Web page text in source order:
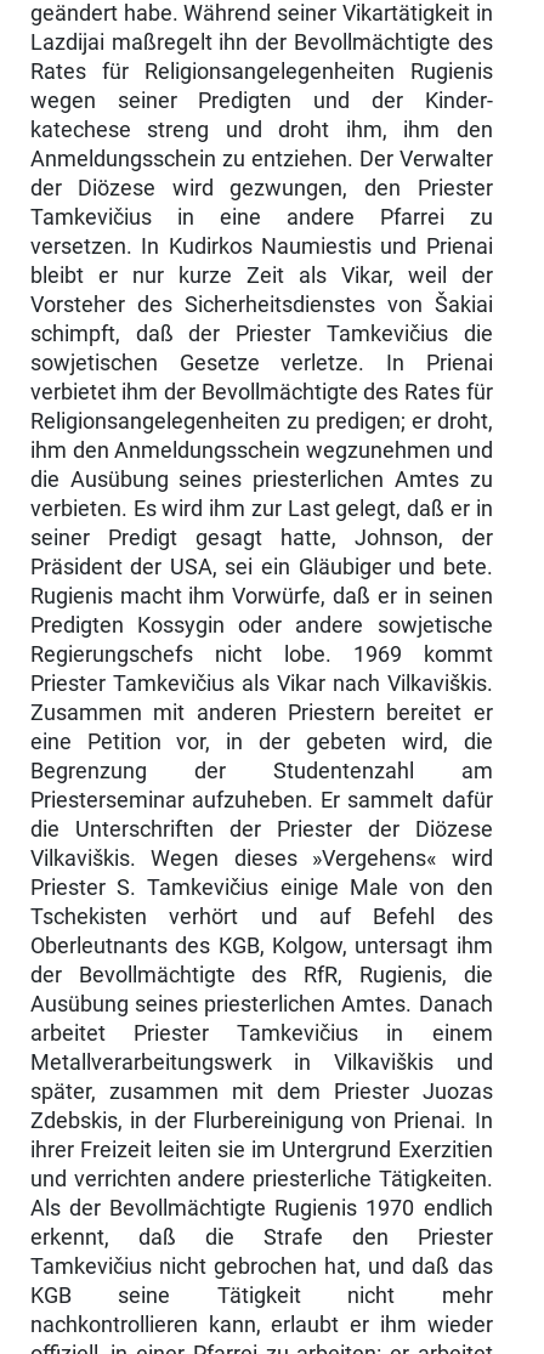
geändert habe. Während seiner Vikar­tätigkeit in
Lazdijai maßregelt ihn der Bevollmächtigte des
Rates für Re­ligionsangelegenheiten Rugienis
wegen seiner Predigten und der Kinder­
katechese streng und droht ihm, ihm den
Anmeldungsschein zu entziehen. Der Verwalter
der Diözese wird gezwungen, den Priester
Tamkevičius in eine andere Pfarrei zu
versetzen. In Kudirkos Naumiestis und Prienai
bleibt er nur kurze Zeit als Vikar, weil der
Vorsteher des Sicherheitsdienstes von Šakiai
schimpft, daß der Priester Tamkevičius die
sowjetischen Gesetze ver­letze. In Prienai
verbietet ihm der Bevollmächtigte des Rates für
Religions­angelegenheiten zu predigen; er droht,
ihm den Anmeldungsschein wegzu­nehmen und
die Ausübung seines priesterlichen Amtes zu
verbieten. Es wird ihm zur Last gelegt, daß er in
seiner Predigt gesagt hatte, Johnson, der
Präsident der USA, sei ein Gläubiger und bete.
Rugienis macht ihm Vor­würfe, daß er in seinen
Predigten Kossygin oder andere sowjetische
Regie­rungschefs nicht lobe. 1969 kommt
Priester Tamkevičius als Vikar nach Vilkaviškis.
Zusammen mit anderen Priestern bereitet er
eine Petition vor, in der gebeten wird, die
Begrenzung der Studentenzahl am
Priesterseminar aufzuheben. Er sammelt dafür
die Unterschriften der Priester der Diözese
Vilkaviškis. Wegen dieses »Vergehens« wird
Priester S. Tamkevičius einige Male von den
Tschekisten verhört und auf Befehl des
Oberleutnants des KGB, Kolgow, untersagt ihm
der Bevollmächtigte des RfR, Rugienis, die
Ausübung seines priesterlichen Amtes. Danach
arbeitet Priester Tamke­vičius in einem
Metallverarbeitungswerk in Vilkaviškis und
später, zusam­men mit dem Priester Juozas
Zdebskis, in der Flurbereinigung von Prienai. In
ihrer Freizeit leiten sie im Untergrund Exerzitien
und verrichten andere priesterliche Tätigkeiten.
Als der Bevollmächtigte Rugienis 1970 endlich
erkennt, daß die Strafe den Priester
Tamkevičius nicht gebrochen hat, und daß das
KGB seine Tätigkeit nicht mehr
nachkontrollieren kann, erlaubt er ihm wieder